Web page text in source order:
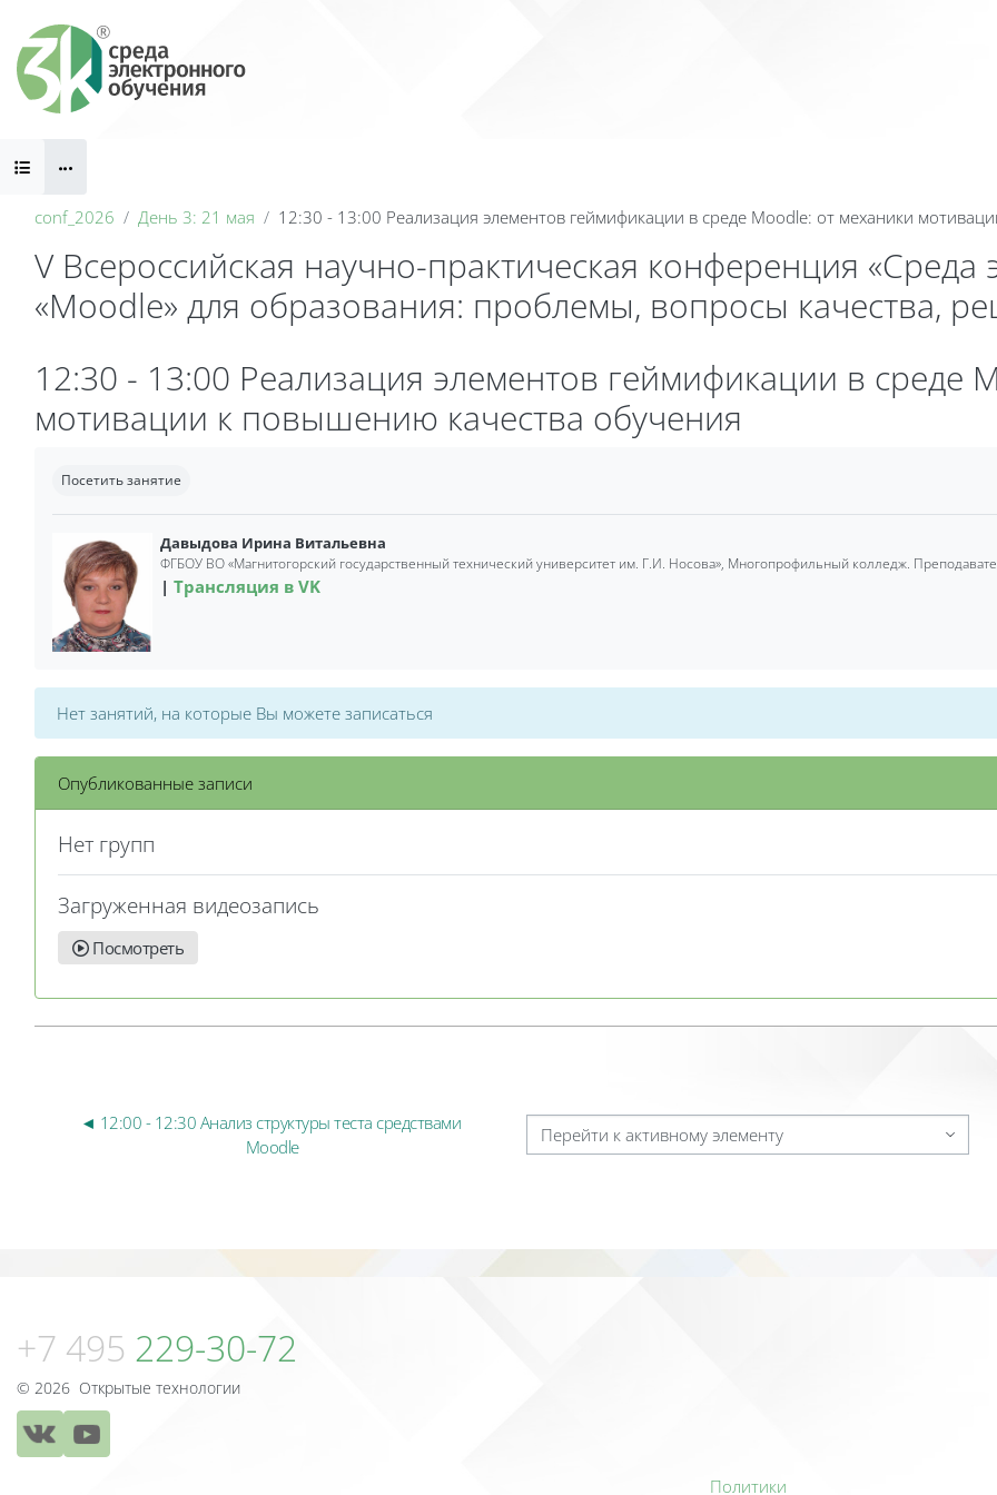
Блоки
conf_2026 День 3: 21 мая 12:30 - 13:00 Реализация элементов геймификации в среде Moodle: от механики
V Всероссийская научно-практическая конференция «Среда
«Moodle» для образования: проблемы, вопросы качества,
Блоки
12:30 - 13:00 Реализация элементов геймификации в среде
мотивации к повышению качества обучения
Посетить занятие
Давыдова Ирина Витальевна
ФГБОУ ВО «Магнитогорский государственный технический университет им. Г.И. Носова», Многопрофильный колледж.
Трансляция в VK
Нет занятий, на которые Вы можете записаться
Опубликованные записи
Нет групп
Загруженная видеозапись
Посмотреть
◄ 12:00 - 12:30 Анализ структуры теста средствами
Moodle
Перейти к активному элементу
+7 495 229-30-72
© 2026 Открытые технологии
Политики